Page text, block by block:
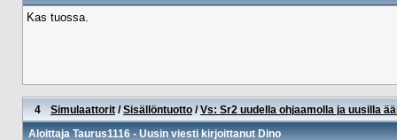
Kas tuossa.
4 Simulaattorit/Sisällöntuotto/Vs: Sr2 uudella ohjaamolla ja uusilla
AloittajaTaurus1116- Uusin viesti kirjoittanutDino